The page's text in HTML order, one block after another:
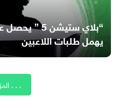
“بلاي ستيشن
يهمل طلبات اللاعبين
المزيد . . .